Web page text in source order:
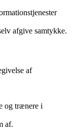
afgive samtykke.
af
og trænere i
af.